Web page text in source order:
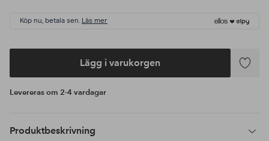
Köp nu, betala sen. Läs mer
Lägg i varukorgen
Lägg
Levereras om 2-4 vardagar
Produktbeskrivning